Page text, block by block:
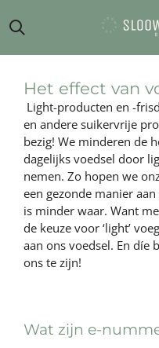
direct
hoofdinhoud
Het effect van
Light-producten en -
en andere suikervrije
bezig! We minderen de
dagelijks voedsel door
nemen. Zo hopen we
een gezonde manier
is minder waar. Want
de keuze voor ‘light’
aan ons voedsel. En
ons te zijn!
Wat zijn e-